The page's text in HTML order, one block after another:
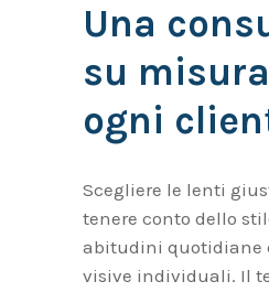
Una
su
ogni
Scegliere le lenti
tenere conto dello
abitudini quotidiane
visive individuali. Il